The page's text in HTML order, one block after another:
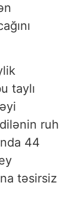
taylı
ruh
44
təsirsiz